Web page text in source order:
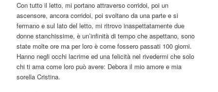
Con tutto il letto, mi portano attraverso corridoi, poi un
ascensore, ancora corridoi, poi svoltano da una parte e si
fermano e sul lato del letto, mi ritrovo inaspettatamente due
donne stanchissime, è un’infinità di tempo che aspettano, sono
state molte ore ma per loro è come fossero passati 100 giorni.
Hanno negli occhi lacrime ed una felicità nel rivedermi che solo
chi ti ama come loro può avere: Debora il mio amore e mia
sorella Cristina.